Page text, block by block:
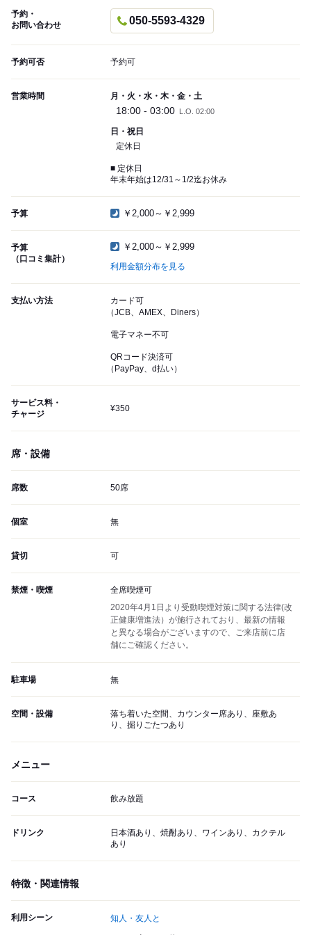
予約・
お問い合わせ
050-5593-4329
予約可否 予約可
営業時間 月・火・水・木・金・土
18:00 - 03:00 L.O. 02:00
日・祝日
定休日
■ 定休日
年末年始は12/31～1/2迄お休み
予算 ￥2,000～￥2,999
予算
（口コミ集計）
￥2,000～￥2,999
利用金額分布を見る
支払い方法
カード可
（JCB、AMEX、Diners）
電子マネー不可
QRコード決済可
（PayPay、d払い）
サービス料・
チャージ
¥350
席・設備
席数 50席
個室 無
貸切 可
禁煙・喫煙
全席喫煙可
2020年4月1日より受動喫煙対策に関する法律(改
正健康増進法）が施行されており、最新の情報
と異なる場合がございますので、ご来店前に店
舗にご確認ください。
駐車場 無
空間・設備
落ち着いた空間、カウンター席あり、座敷あ
り、掘りごたつあり
メニュー
コース 飲み放題
ドリンク
日本酒あり、焼酎あり、ワインあり、カクテル
あり
特徴・関連情報
利用シーン 知人・友人と